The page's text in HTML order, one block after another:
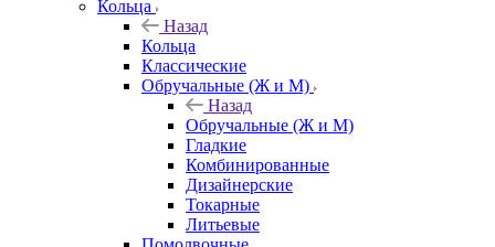
Кольца
Назад
Кольца
Классические
Обручальные (Ж и М)
Назад
Обручальные (Ж и М)
Гладкие
Комбинированные
Дизайнерские
Токарные
Литьевые